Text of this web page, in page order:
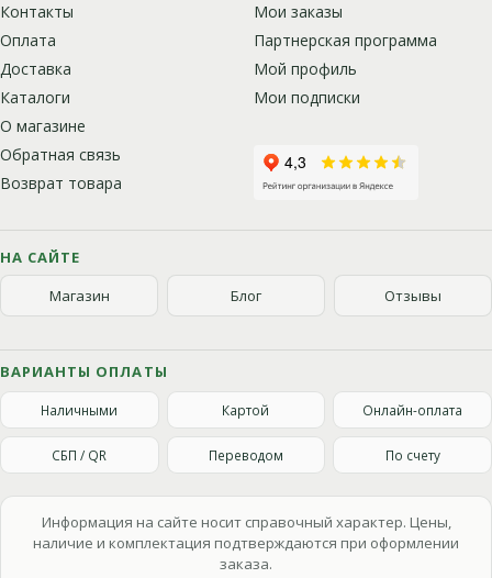
НА САЙТЕ
Магазин
Блог Отзывы
Контакты
Оплата
Доставка
Каталоги
О магазине
Обратная связь
Возврат товара
Мои заказы
Партнерская программа
Мой профиль
Мои подписки
Информация на сайте носит справочный характер. Цены,
наличие и комплектация подтверждаются при оформлении
заказа.
ВАРИАНТЫ ОПЛАТЫ
Наличными Картой Онлайн-оплата
СБП / QR Переводом По счету